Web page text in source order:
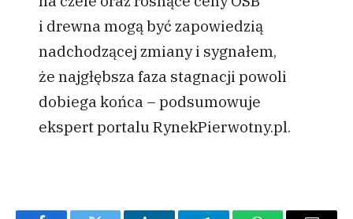
i drewna mogą być zapowiedzią
nadchodzącej zmiany i sygnałem,
że najgłębsza faza stagnacji powoli
dobiega końca – podsumowuje
ekspert portalu RynekPierwotny.pl.